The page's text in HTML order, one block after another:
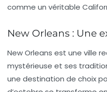
comme un véritable
New Orleans : Une
New Orleans est une ville
mystérieuse et ses
une destination de choix